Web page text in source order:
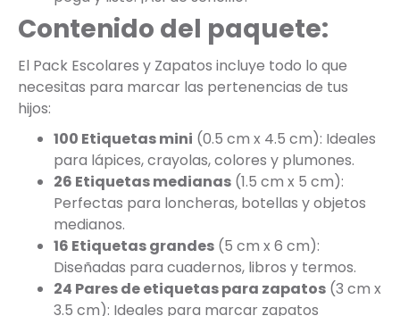
Contenido del paquete:
El Pack Escolares y Zapatos incluye todo lo que
necesitas para marcar las pertenencias de tus
hijos:
100 Etiquetas mini (0.5 cm x 4.5 cm): Ideales
para lápices, crayolas, colores y plumones.
26 Etiquetas medianas (1.5 cm x 5 cm):
Perfectas para loncheras, botellas y objetos
medianos.
16 Etiquetas grandes (5 cm x 6 cm):
Diseñadas para cuadernos, libros y termos.
24 Pares de etiquetas para zapatos (3 cm x
3.5 cm): Ideales para marcar zapatos